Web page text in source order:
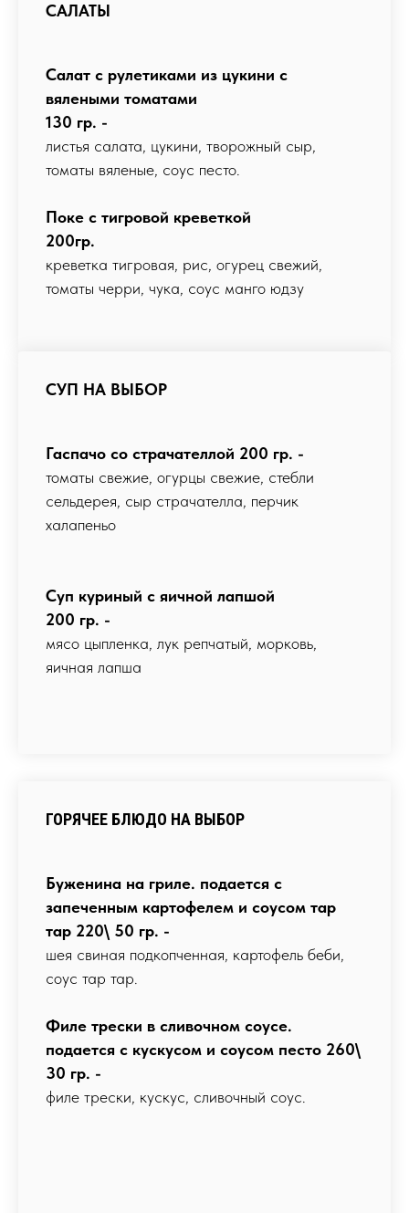
САЛАТЫ
Салат с рулетиками из цукини с
вялеными томатами
130 гр. -
листья салата, цукини, творожный сыр,
томаты вяленые, соус песто.
Поке с тигровой креветкой
200гр.
креветка тигровая, рис, огурец свежий,
томаты черри, чука, соус манго юдзу
СУП НА ВЫБОР
Гаспачо со страчателлой 200 гр. -
томаты свежие, огурцы свежие, стебли
сельдерея, сыр страчателла, перчик
халапеньо
Суп куриный с яичной лапшой
200 гр. -
мясо цыпленка, лук репчатый, морковь,
яичная лапша
ГОРЯЧЕЕ БЛЮДО НА ВЫБОР
Буженина на гриле. подается с
запеченным картофелем и соусом тар
тар 220\ 50 гр. -
шея свиная подкопченная, картофель беби,
соус тар тар.
Филе трески в сливочном соусе.
подается с кускусом и соусом песто 260\
30 гр. -
филе трески, кускус, сливочный соус.